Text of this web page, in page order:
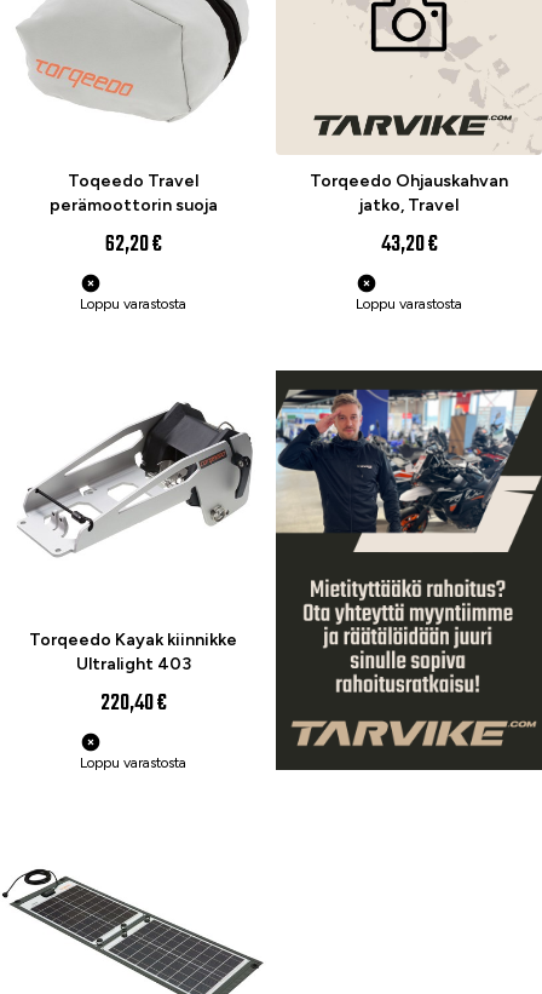
Toqeedo Travel
perämoottorin suoja
62,20 €
Loppu varastosta
Torqeedo Ohjauskahvan
jatko, Travel
43,20 €
Loppu varastosta
Torqeedo Kayak kiinnikke
Ultralight 403
220,40 €
Loppu varastosta